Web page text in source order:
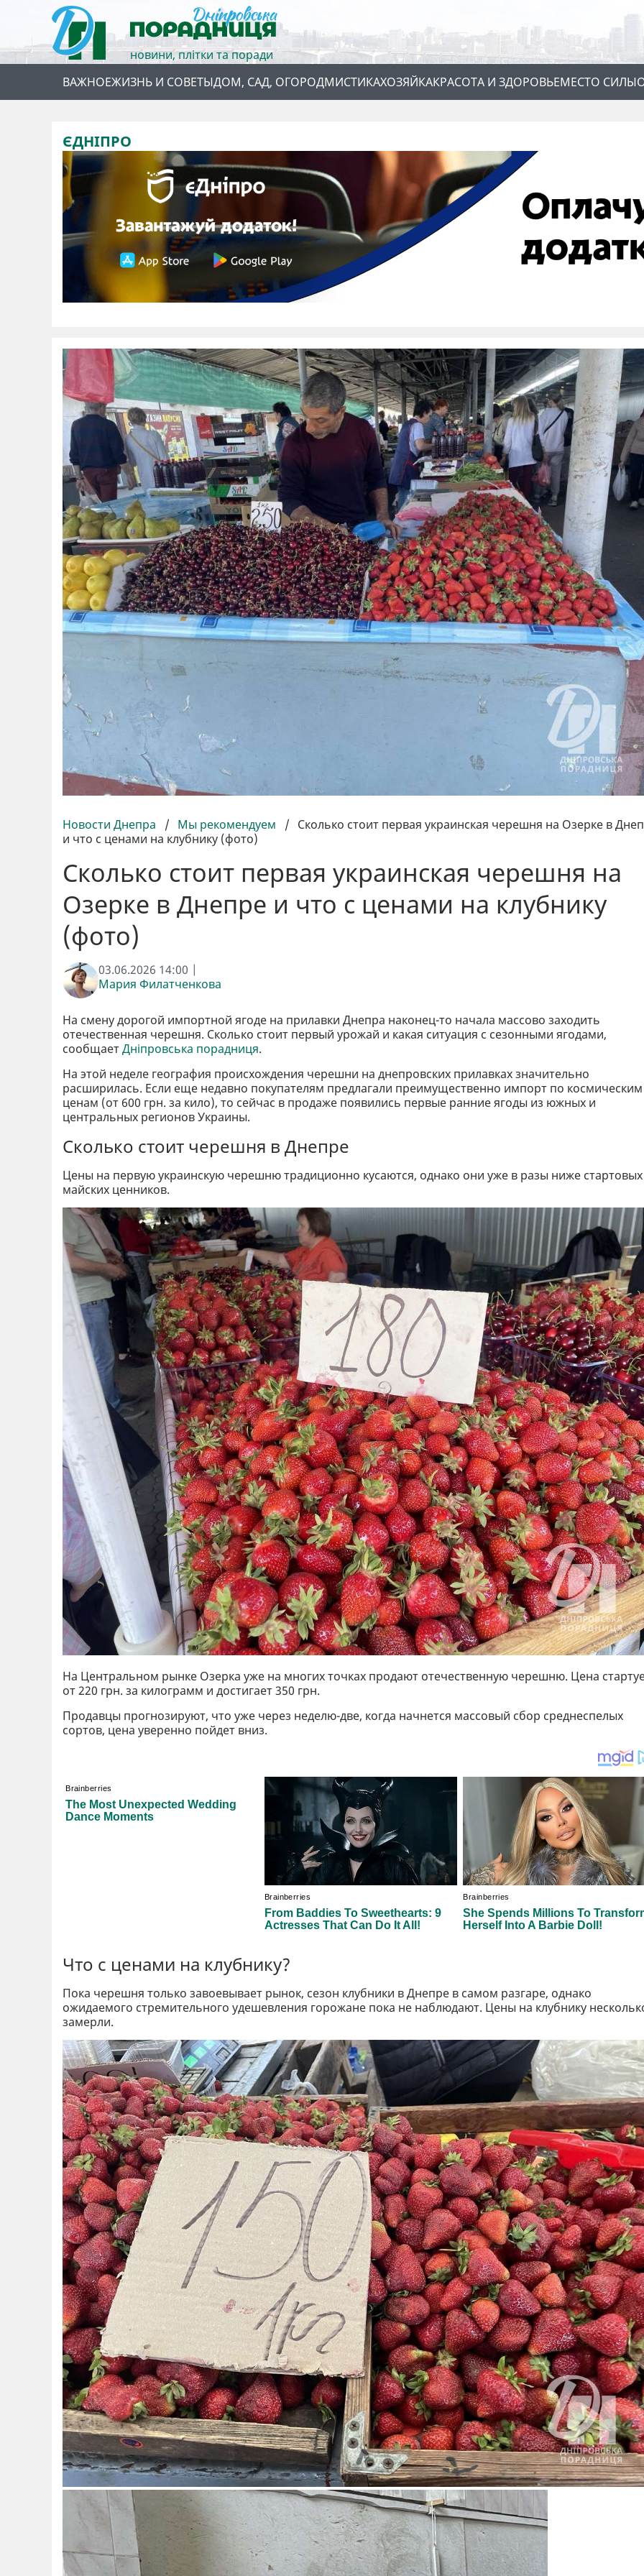
новини, плітки та поради
ВАЖНОЕЖИЗНЬ И СОВЕТЫДОМ, САД, ОГОРОДМИСТИКАХОЗЯЙКАКРАСОТА И ЗДОРОВЬЕМЕСТО СИЛЫ
ЄДНІПРО
Новости Днепра / Мы рекомендуем / Сколько стоит первая украинская черешня на Озерке в
и что с ценами на клубнику (фото)
Сколько стоит первая украинская черешня на
Озерке в Днепре и что с ценами на клубнику
(фото)
03.06.2026 14:00 |
Мария Филатченкова
На смену дорогой импортной ягоде на прилавки Днепра наконец-то начала массово заходить
отечественная черешня. Сколько стоит первый урожай и какая ситуация с сезонными ягодами,
сообщаетДніпровська порадниця.
На этой неделе география происхождения черешни на днепровских прилавках значительно
расширилась. Если еще недавно покупателям предлагали преимущественно импорт по космическим
ценам (от 600 грн. за кило), то сейчас в продаже появились первые ранние ягоды из южных и
центральных регионов Украины.
Сколько стоит черешня в Днепре
Цены на первую украинскую черешню традиционно кусаются, однако они уже в разы ниже стартовых
майских ценников.
На Центральном рынке Озерка уже на многих точках продают отечественную черешню. Цена
от 220 грн. за килограмм и достигает 350 грн.
Продавцы прогнозируют, что уже через неделю-две, когда начнется массовый сбор среднеспелых
сортов, цена уверенно пойдет вниз.
Что с ценами на клубнику?
Пока черешня только завоевывает рынок, сезон клубники в Днепре в самом разгаре, однако
ожидаемого стремительного удешевления горожане пока не наблюдают. Цены на клубнику
замерли.